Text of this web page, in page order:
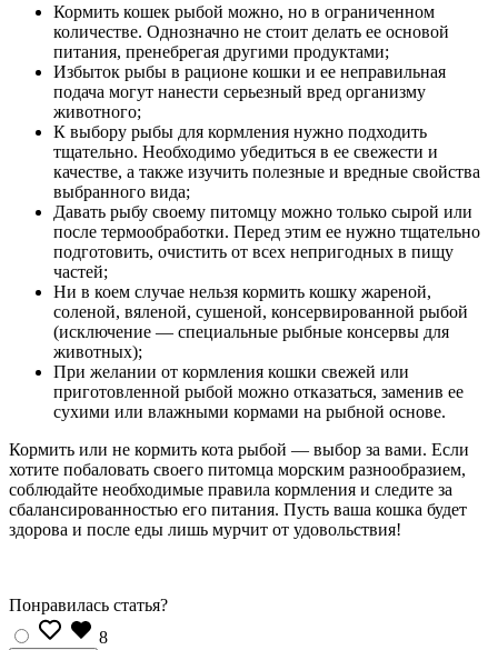
Кормить кошек рыбой можно, но в ограниченном
количестве. Однозначно не стоит делать ее основой
питания, пренебрегая другими продуктами;
Избыток рыбы в рационе кошки и ее неправильная
подача могут нанести серьезный вред организму
животного;
К выбору рыбы для кормления нужно подходить
тщательно. Необходимо убедиться в ее свежести и
качестве, а также изучить полезные и вредные свойства
выбранного вида;
Давать рыбу своему питомцу можно только сырой или
после термообработки. Перед этим ее нужно тщательно
подготовить, очистить от всех непригодных в пищу
частей;
Ни в коем случае нельзя кормить кошку жареной,
соленой, вяленой, сушеной, консервированной рыбой
(исключение — специальные рыбные консервы для
животных);
При желании от кормления кошки свежей или
приготовленной рыбой можно отказаться, заменив ее
сухими или влажными кормами на рыбной основе.
Кормить или не кормить кота рыбой — выбор за вами. Если
хотите побаловать своего питомца морским разнообразием,
соблюдайте необходимые правила кормления и следите за
сбалансированностью его питания. Пусть ваша кошка будет
здорова и после еды лишь мурчит от удовольствия!
Понравилась статья?
8